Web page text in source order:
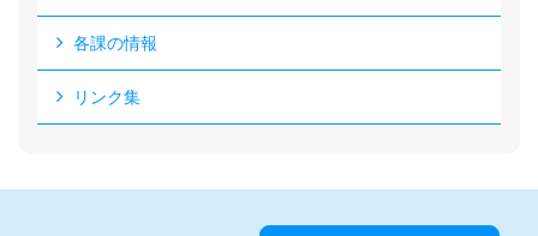
各課の情報
リンク集